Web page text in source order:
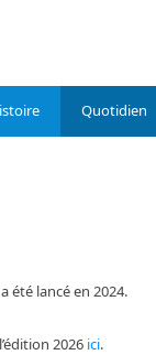
Quotidien
été lancé en 2024.
2026 ici.